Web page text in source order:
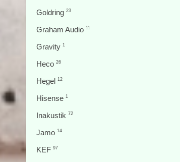
Goldring 23
Graham Audio 11
Gravity 1
Heco 26
Hegel 12
Hisense 1
Inakustik 72
Jamo 14
KEF 97